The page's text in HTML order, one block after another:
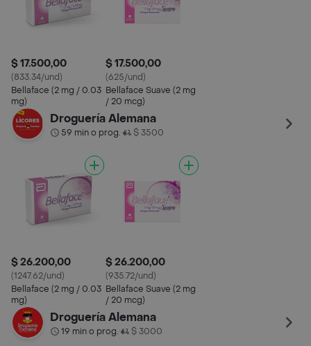
$ 17.500,00
(833.34/und)
Bellaface (2 mg / 0.03
mg)
$ 17.500,00
(625/und)
Bellaface Suave (2 mg
/ 20 mcg)
Droguería Alemana
59 min o prog.• $ 3500
$ 26.200,00
(1247.62/und)
Bellaface (2 mg / 0.03
mg)
$ 26.200,00
(935.72/und)
Bellaface Suave (2 mg
/ 20 mcg)
Droguería Alemana
19 min o prog.• $ 3000